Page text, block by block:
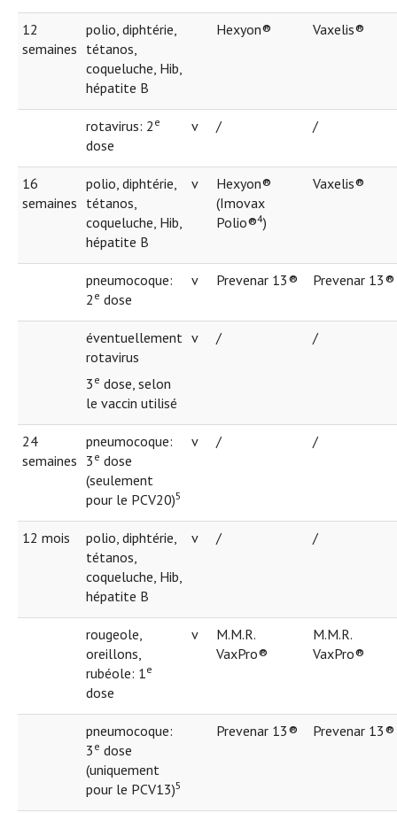
12
semaines
polio, diphtérie,
tétanos,
coqueluche, Hib,
hépatite B
Hexyon® Vaxelis®
rotavirus: 2 e
dose
v / /
16
semaines
polio, diphtérie,
tétanos,
coqueluche, Hib,
hépatite B
v
Hexyon®
(Imovax
Polio®4)
Vaxelis®
pneumocoque:
2 e dose
v Prevenar 13® Prevenar 13®
éventuellement
rotavirus
3 e dose, selon
le vaccin utilisé
v / /
24
semaines
pneumocoque:
3 e dose
(seulement
pour le PCV20)5
v / /
12 mois
polio, diphtérie,
tétanos,
coqueluche, Hib,
hépatite B
v / /
rougeole,
oreillons,
rubéole: 1e
dose
v
M.M.R.
VaxPro®
M.M.R.
VaxPro®
pneumocoque:
3 e dose
(uniquement
pour le PCV13)5
Prevenar 13® Prevenar 13®